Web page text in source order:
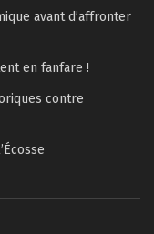
avant d’affronter
en fanfare !
contre